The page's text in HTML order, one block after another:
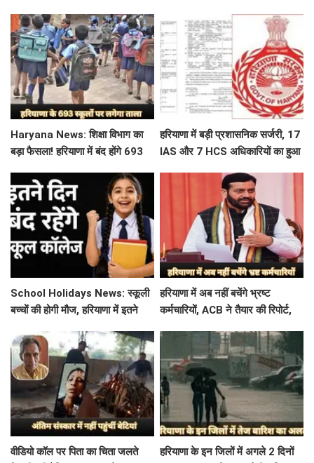
Haryana News: शिक्षा विभाग का
बड़ा फैसला! हरियाणा में बंद होंगे 693
हरियाणा में बड़ी प्रशासनिक सर्जरी, 17
IAS और 7 HCS अधिकारियों का हुआ
School Holidays News: स्कूली
बच्चों की होगी मौज, हरियाणा में इतने
हरियाणा में अब नहीं बचेंगे भ्रष्ट
कर्मचारियों, ACB ने तैयार की रिपोर्ट,
वीडियो कॉल पर पिता का चिता जलते
हरियाणा के इन जिलों में अगले 2 दिनों